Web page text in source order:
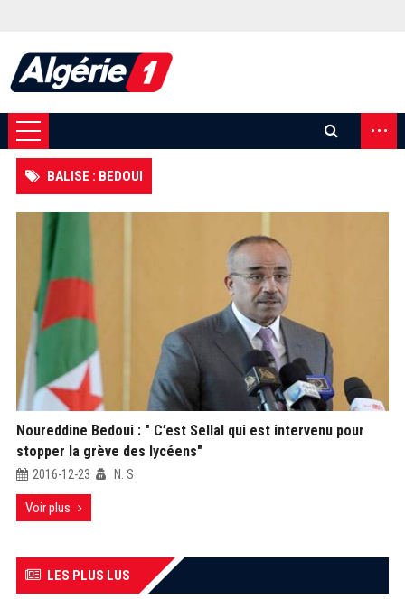
...
BALISE : BEDOUI
Noureddine Bedoui : " C’est Sellal qui est intervenu pour
stopper la grève des lycéens"
2016-12-23 N. S
Voir plus
LES PLUS LUS